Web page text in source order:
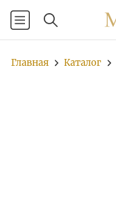
Главная Каталог